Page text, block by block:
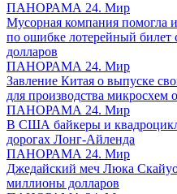
ПАНОРАМА 24. Мир
Мусорная компания помогла
по ошибке лотерейный
долларов
ПАНОРАМА 24. Мир
Завление Китая о выпуске
для производства микросхем
ПАНОРАМА 24. Мир
В США байкеры и
дорогах Лонг-Айленда
ПАНОРАМА 24. Мир
Джедайский меч Люка
миллионы долларов